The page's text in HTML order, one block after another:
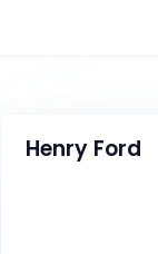
Henry Ford